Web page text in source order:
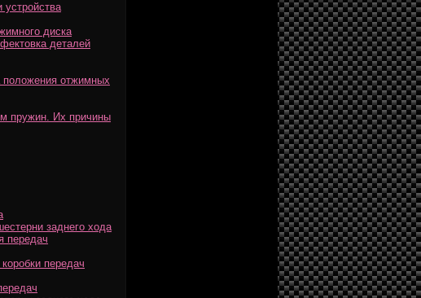
диска
деталей
отжимных
пружин. Их причины
заднего хода
передач
передач